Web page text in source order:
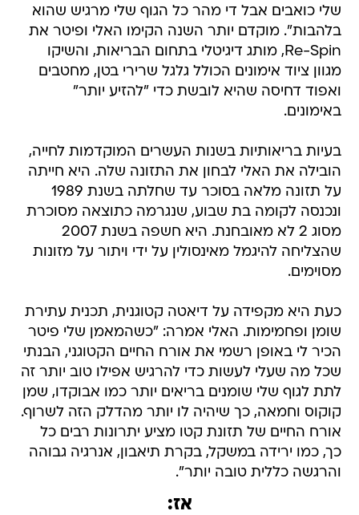
שלי כואבים אבל די מהר כל הגוף שלי מרגיש שהוא
בלהבות". מוקדם יותר השנה הקימו האלי ופיטר את
Re-Spin, מותג דיגיטלי בתחום הבריאות, והשיקו
מגוון ציוד אימונים הכולל גלגל שרירי בטן, מחטבים
ואפוד דחיסה שהיא לובשת כדי "להזיע יותר"
באימונים.
בעיות בריאותיות בשנות העשרים המוקדמות לחייה,
הובילה את האלי לבחון את התזונה שלה. היא חייתה
על תזונה מלאה בסוכר עד שחלתה בשנת 1989
ונכנסה לקומה בת שבוע, שנגרמה כתוצאה מסוכרת
מסוג 2 לא מאובחנת. היא חשפה בשנת 2007
שהצליחה להיגמל מאינסולין על ידי ויתור על מזונות
מסוימים.
כעת היא מקפידה על דיאטה קטוגנית, תכנית עתירת
שומן ופחמימות. האלי אמרה: "כשהמאמן שלי פיטר
הכיר לי באופן רשמי את אורח החיים הקטוגני, הבנתי
שכל מה שעלי לעשות כדי להרגיש אפילו טוב יותר זה
לתת לגוף שלי שומנים בריאים יותר כמו אבוקדו, שמן
קוקוס וחמאה, כך שיהיה לו יותר מהדלק הזה לשרוף.
אורח החיים של תזונת קטו מציע יתרונות רבים כל
כך, כמו ירידה במשקל, בקרת תיאבון, אנרגיה גבוהה
והרגשה כללית טובה יותר".
אז: